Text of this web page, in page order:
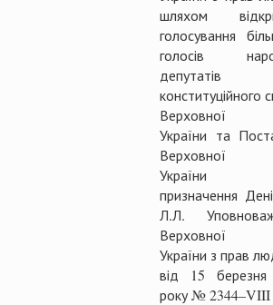
шляхом
голосування
голосів
депутатів
конституційного
Верховної
України та
Верховної
України
призначення
Л.Л.
Верховної
України з прав
від 15 березня
року № 2344–VIII